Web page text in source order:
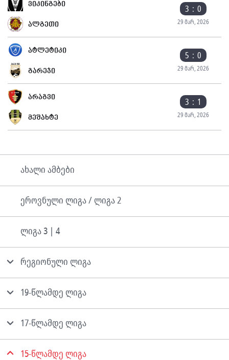
ვიკინგები 3 : 0
29 მარ, 2026
ალგეთი
ატლეტიკი 5 : 0
29 მარ, 2026
გარეჯი
არაგვი 3 : 1
29 მარ, 2026
მეშახტე
ახალი ამბები
ეროვნული ლიგა / ლიგა 2
ლიგა 3 | 4
რეგიონული ლიგა
19-წლამდე ლიგა
17-წლამდე ლიგა
15-წლამდე ლიგა